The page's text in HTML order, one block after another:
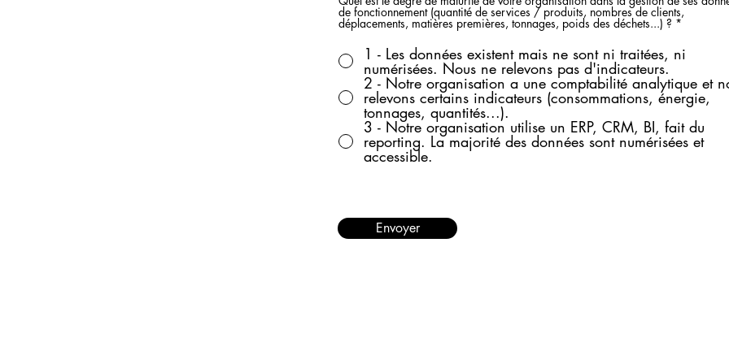
de fonctionnement (quantité de services / produits, nombres de clients,
déplacements, matières premières, tonnages, poids des déchets...) ? *
1 - Les données existent mais ne sont ni traitées, ni
numérisées. Nous ne relevons pas d'indicateurs.
2 - Notre organisation a une comptabilité analytique et
relevons certains indicateurs (consommations, énergie,
tonnages, quantités...).
3 - Notre organisation utilise un ERP, CRM, BI, fait du
reporting. La majorité des données sont numérisées et
accessible.
Envoyer